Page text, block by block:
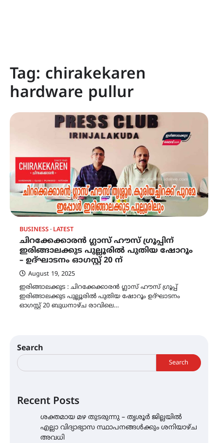
Tag: chirakekaren
hardware pullur
BUSINESS LATEST
ചിറക്കേക്കാരൻ ഗ്ലാസ് ഹൗസ് ഗ്രൂപ്പിന്
ഇരിങ്ങാലക്കുട പുല്ലൂരിൽ പുതിയ ഷോറൂം
– ഉദ്‌ഘാടനം ഓഗസ്റ്റ് 20 ന്
August 19, 2025
ഇരിങ്ങാലക്കുട : ചിറക്കേക്കാരൻ ഗ്ലാസ് ഹൗസ് ഗ്രൂപ്പ്
ഇരിങ്ങാലക്കുട പുല്ലൂരിൽ പുതിയ ഷോറൂം ഉദ്ഘാടനം
ഓഗസ്റ്റ് 20 ബുധനാഴ്‌ച രാവിലെ…
Search
Search
Recent Posts
ശക്തമായ മഴ തുടരുന്നു – തൃശൂർ ജില്ലയിൽ
എല്ലാ വിദ്യാഭ്യാസ സ്ഥാപനങ്ങൾക്കും ശനിയാഴ്ച
അവധി